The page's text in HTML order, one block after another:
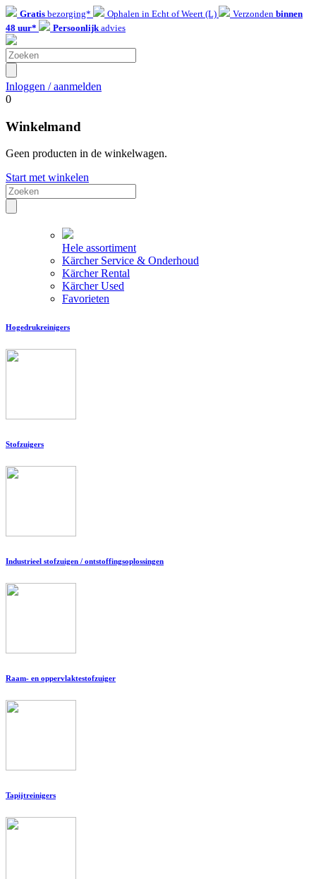
Gratis bezorging* Ophalen in Echt of Weert (L) Verzonden binnen
48 uur*
Persoonlijkadvies
Inloggen / aanmelden
0
Winkelmand
Geen producten in de winkelwagen.
Start met winkelen
Hele assortiment
Kärcher Service & Onderhoud
Kärcher Rental
Kärcher Used
Favorieten
Hogedrukreinigers
Stofzuigers
Industrieel stofzuigen / ontstoffingsoplossingen
Raam- en oppervlaktestofzuiger
Tapijtreinigers